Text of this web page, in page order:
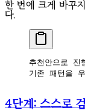
한 번에 크게 바꾸
다.
추천안으로
기존 패턴을
4단계: 스스로